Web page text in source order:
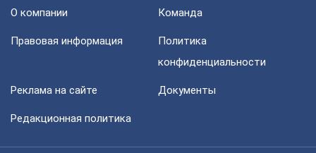
О компании Команда
Правовая информация
Политика
конфиденциальности
Реклама на сайте Документы
Редакционная политика